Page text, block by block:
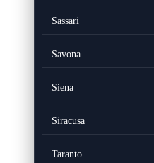
Sassari
Savona
Siena
Siracusa
Taranto